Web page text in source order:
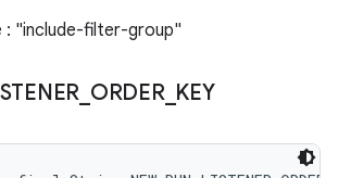
: "include-filter-group"
ORDER_ KEY